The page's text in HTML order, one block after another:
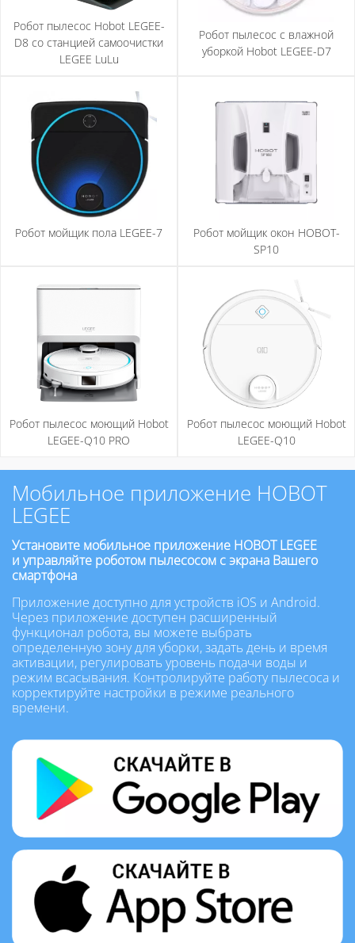
Робот пылесос Hobot LEGEE-
D8 со станцией самоочистки
LEGEE LuLu
Робот пылесос с влажной
уборкой Hobot LEGEE-D7
Робот мойщик пола LEGEE-7
Робот мойщик окон HOBOT-
SP10
Робот пылесос моющий Hobot
LEGEE-Q10 PRO
Робот пылесос моющий Hobot
LEGEE-Q10
Мобильное приложение HOBOT
LEGEE
Установите мобильное приложение HOBOT LEGEE
и управляйте роботом пылесосом с экрана Вашего
смартфона
Приложение доступно для устройств iOS и Android.
Через приложение доступен расширенный
функционал робота, вы можете выбрать
определенную зону для уборки, задать день и время
активации, регулировать уровень подачи воды и
режим всасывания. Контролируйте работу пылесоса и
корректируйте настройки в режиме реального
времени.